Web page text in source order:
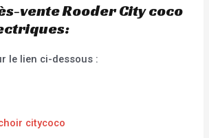
vente Rooder City coco
le lien ci-dessous :
citycoco